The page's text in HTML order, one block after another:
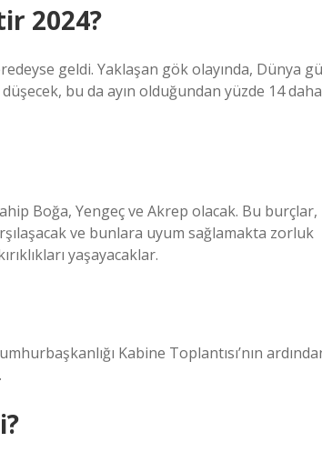
2024?
geldi. Yaklaşan gök olayında, Dünya
bu da ayın olduğundan yüzde 14
Boğa, Yengeç ve Akrep olacak. Bu burçlar,
ve bunlara uyum sağlamakta zorluk
yaşayacaklar.
Kabine Toplantısı’nın